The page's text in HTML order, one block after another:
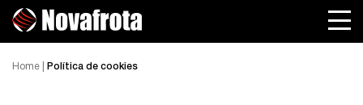
Home Política de cookies